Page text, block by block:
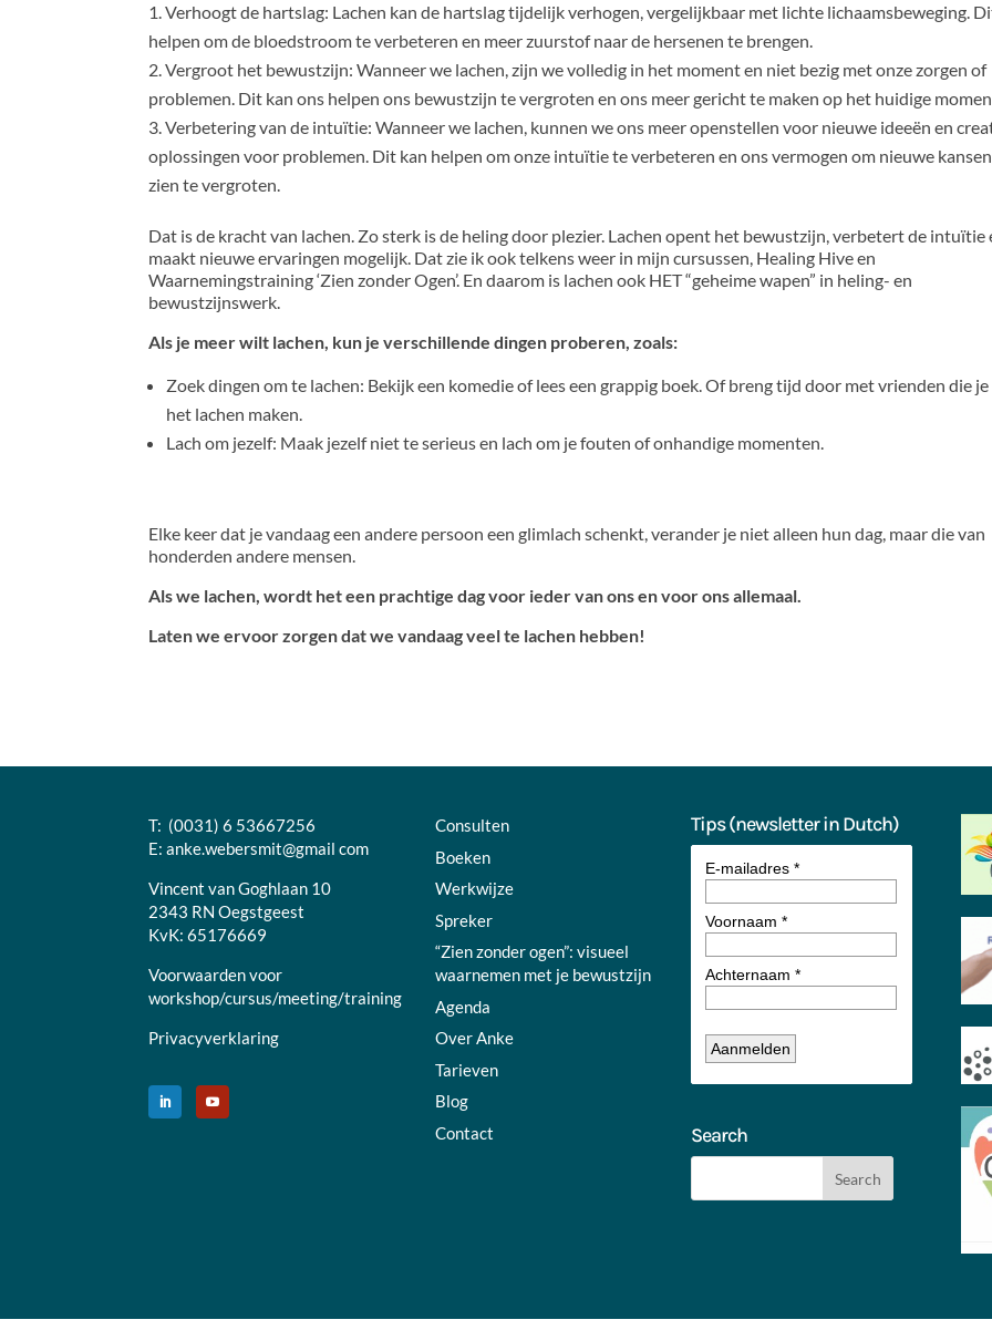
Verhoogt de hartslag: Lachen kan de hartslag tijdelijk verhogen, vergelijkbaar met lichte lichaamsbeweging.
helpen om de bloedstroom te verbeteren en meer zuurstof naar de hersenen te brengen.
Vergroot het bewustzijn: Wanneer we lachen, zijn we volledig in het moment en niet bezig met onze zorgen of
problemen. Dit kan ons helpen ons bewustzijn te vergroten en ons meer gericht te maken op het huidige
Verbetering van de intuïtie: Wanneer we lachen, kunnen we ons meer openstellen voor nieuwe ideeën en
oplossingen voor problemen. Dit kan helpen om onze intuïtie te verbeteren en ons vermogen om nieuwe
zien te vergroten.
Dat is de kracht van lachen. Zo sterk is de heling door plezier. Lachen opent het bewustzijn, verbetert de intuïtie
maakt nieuwe ervaringen mogelijk. Dat zie ik ook telkens weer in mijn cursussen, Healing Hive en
Waarnemingstraining ‘Zien zonder Ogen’. En daarom is lachen ook HET “geheime wapen” in heling- en
bewustzijnswerk.
Als je meer wilt lachen, kun je verschillende dingen proberen, zoals:
Zoek dingen om te lachen: Bekijk een komedie of lees een grappig boek. Of breng tijd door met vrienden die je
het lachen maken.
Lach om jezelf: Maak jezelf niet te serieus en lach om je fouten of onhandige momenten.
Elke keer dat je vandaag een andere persoon een glimlach schenkt, verander je niet alleen hun dag, maar die van
honderden andere mensen.
Als we lachen, wordt het een prachtige dag voor ieder van ons en voor ons allemaal.
Laten we ervoor zorgen dat we vandaag veel te lachen hebben!
T: (0031) 6 53667256
E:anke.webersmit@gmail com
Vincent van Goghlaan 10
2343 RN Oegstgeest
KvK: 65176669
Voorwaarden voor
workshop/cursus/meeting/training
Privacyverklaring
Consulten
Boeken
Werkwijze
Spreker
“Zien zonder ogen”: visueel
waarnemen met je bewustzijn
Agenda
Over Anke
Tarieven
Blog
Contact
Tips (newsletter in Dutch)
Search